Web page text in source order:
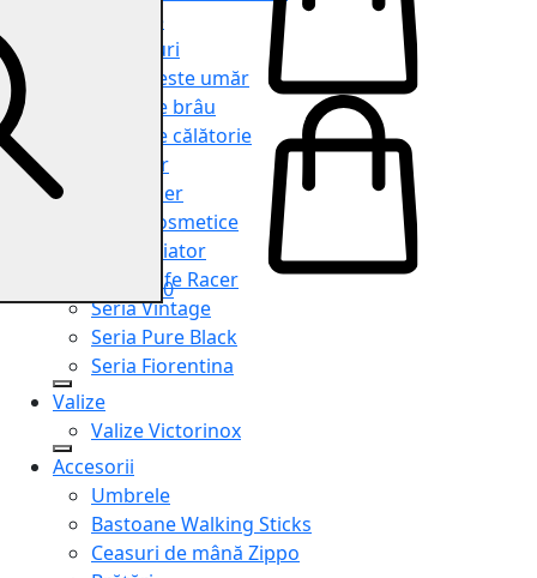
Serviete
Rucsacuri
Genți peste umăr
Genți de brâu
Genți de călătorie
Shopper
Organiser
Truse cosmetice
Seria Aviator
Seria Cafe Racer
Seria Vintage
Seria Pure Black
Seria Fiorentina
Valize
Valize Victorinox
Accesorii
Umbrele
Bastoane Walking Sticks
Ceasuri de mână Zippo
0